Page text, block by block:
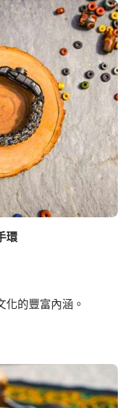
環
的豐富內涵。